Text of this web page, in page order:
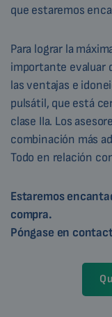
que estaremos
Para lograr la
importante evaluar
las ventajas e
pulsátil, que está
clase IIa. Los
combinación más
Todo en relación
Estaremos
compra.
Póngase en